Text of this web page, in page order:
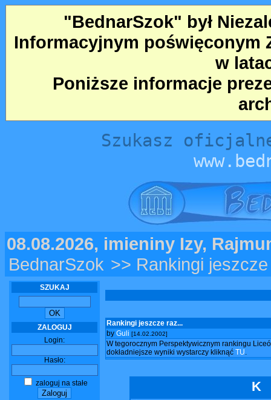
"BednarSzok" był
Informacyjnym poświęconym
w
Poniższe informacje
Szukasz
08.08.2026, imieniny Izy,
BednarSzok >> Rankingi
SZUKAJ
ZALOGUJ
Login:
Hasło:
zaloguj na stałe
Rankingi jeszcze raz...
by Guli [14.02.2002]
W tegorocznym Perspektywicznym rankingu
dokładniejsze wyniki wystarczy kliknąć TU.
K